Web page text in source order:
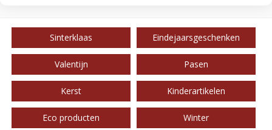
Sinterklaas Eindejaarsgeschenken
Valentijn Pasen
Kerst Kinderartikelen
Eco producten Winter